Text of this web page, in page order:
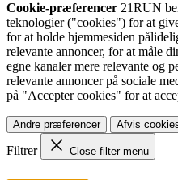
Cookie-præferencer 21RUN
teknologier ("cookies") for at
for at holde hjemmesiden
relevante annoncer, for at måle
egne kanaler mere relevante og
relevante annoncer på sociale
på "Accepter cookies" for at
Andre præferencer Afvis
Filtrer Close filter menu